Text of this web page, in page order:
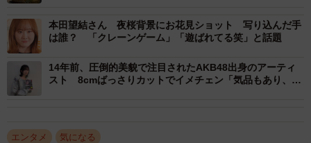
本田望結さん 夜桜背景にお花見ショット 写り込んだ手
は誰？ 「クレーンゲーム」「遊ばれてる笑」と話題
14年前、圧倒的美貌で注目されたAKB48出身のアーティ
スト 8cmばっさりカットでイメチェン「気品もあり、高
エンタメ 気になる